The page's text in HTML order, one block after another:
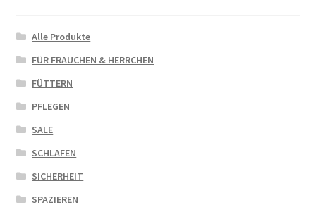
Alle Produkte
FÜR FRAUCHEN & HERRCHEN
FÜTTERN
PFLEGEN
SALE
SCHLAFEN
SICHERHEIT
SPAZIEREN